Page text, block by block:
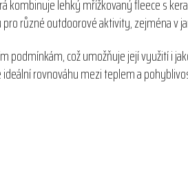
kombinuje lehký mřížkovaný fleece s
různé outdoorové aktivity, zejména v
což umožňuje její využití i
rovnováhu mezi teplem a